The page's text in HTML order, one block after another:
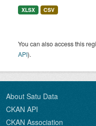
XLSX CSV
You can also access this
API).
About Satu Data
CKAN API
CKAN Association